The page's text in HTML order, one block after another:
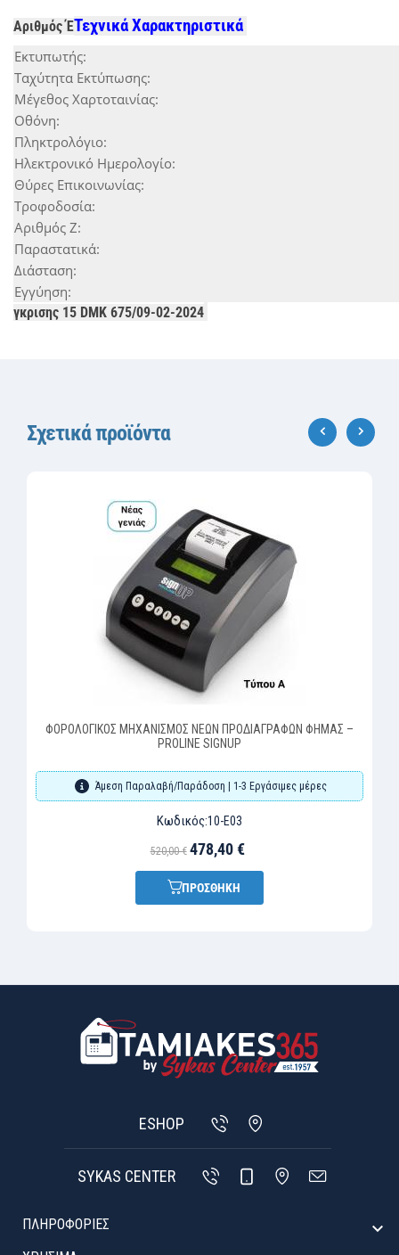
Αριθμός ΈΤεχνικά Χαρακτηριστικά
Εκτυπωτής:
Ταχύτητα Εκτύπωσης:
Μέγεθος Χαρτοταινίας:
Οθόνη:
Πληκτρολόγιο:
Ηλεκτρονικό Ημερολογίο:
Θύρες Επικοινωνίας:
Τροφοδοσία:
Αριθμός Ζ:
Παραστατικά:
Διάσταση:
Εγγύηση:
γκρισης 15 DMK 675/09-02-2024
Σχετικά προϊόντα
ΦΟΡΟΛΟΓΙΚΟΣ ΜΗΧΑΝΙΣΜΟΣ ΝΕΩΝ ΠΡΟΔΙΑΓΡΑΦΩΝ ΦΗΜΑΣ –
PROLINE SIGNUP
Άμεση Παραλαβή/Παράδοση | 1-3 Εργάσιμες μέρες
Κωδικός:10-E03
478,40 €
ΠΡΟΣΘΗΚΗ
ESHOP
SYKAS CENTER
ΠΛΗΡΟΦΟΡΙΕΣ 